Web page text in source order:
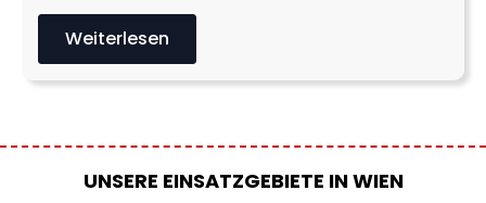
Weiterlesen
UNSERE EINSATZGEBIETE IN WIEN